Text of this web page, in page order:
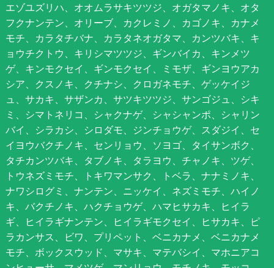
エゾユズリハ、オオムラサキツツジ、オガタマノキ、オタ
フクナンテン、オリーブ、カクレミノ、カゴノキ、カナメ
モチ、カラタチバナ、カラタネオガタマ、カンツバキ、キ
ョウチクトウ、キリシマツツジ、ギンバイカ、キンメツ
ゲ、キンモクセイ、ギンモクセイ、ミモザ、ギンヨウアカ
シア、クスノキ、クチナシ、クロガネモチ、ゲッケイジ
ュ、サカキ、サザンカ、サツキツツジ、サンゴジュ、シキ
ミ、シマトネリコ、シャクナゲ、シャシャンポ、シャリン
バイ、シラカシ、シロダモ、ジンチョウゲ、スダジイ、セ
イヨウバクチノキ、センリョウ、ソヨゴ、タイサンボク、
タチカンツバキ、タブノキ、タラヨウ、チャノキ、ツゲ、
トウネズミモチ、トキワマンサク、トベラ、ナナミノキ、
ナワシログミ、ナンテン、ニッケイ、ネズミモチ、ハイノ
キ、バクチノキ、ハクチョウゲ、ハマヒサカキ、ヒイラ
ギ、ヒイラギナンテン、ヒイラギモクセイ、ヒサカキ、ピ
ラカンサス、ビワ、プリペット、ベニカナメ、ベニカナメ
モチ、ボックスウッド、マサキ、マテバシイ、マホニアコ